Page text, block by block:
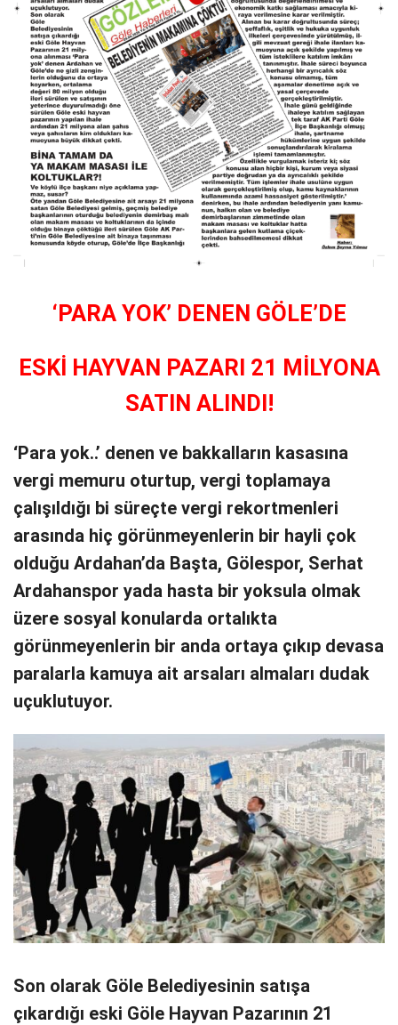
‘PARA YOK’ DENEN GÖLE’DE
ESKİ HAYVAN PAZARI 21 MİLYONA
SATIN ALINDI!
‘Para yok..’ denen ve bakkalların kasasına
vergi memuru oturtup, vergi toplamaya
çalışıldığı bi süreçte vergi rekortmenleri
arasında hiç görünmeyenlerin bir hayli çok
olduğu Ardahan’da Başta, Gölespor, Serhat
Ardahanspor yada hasta bir yoksula olmak
üzere sosyal konularda ortalıkta
görünmeyenlerin bir anda ortaya çıkıp devasa
paralarla kamuya ait arsaları almaları dudak
uçuklutuyor.
Son olarak Göle Belediyesinin satışa
çıkardığı eski Göle Hayvan Pazarının 21